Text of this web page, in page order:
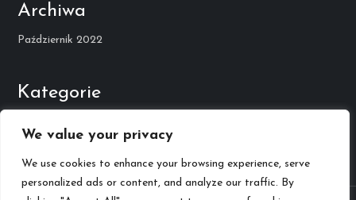
We value your privacy
We use cookies to enhance your browsing experience, serve
personalized ads or content, and analyze our traffic. By
Archiwa
Październik 2022
Kategorie